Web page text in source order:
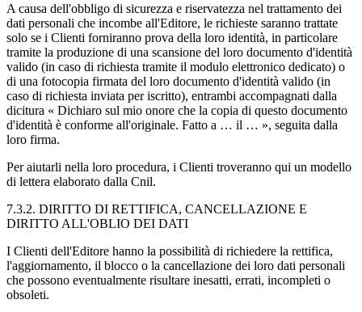
A causa dell'obbligo di sicurezza e riservatezza nel trattamento dei
dati personali che incombe all'Editore, le richieste saranno trattate
solo se i Clienti forniranno prova della loro identità, in particolare
tramite la produzione di una scansione del loro documento d'identità
valido (in caso di richiesta tramite il modulo elettronico dedicato) o
di una fotocopia firmata del loro documento d'identità valido (in
caso di richiesta inviata per iscritto), entrambi accompagnati dalla
dicitura « Dichiaro sul mio onore che la copia di questo documento
d'identità è conforme all'originale. Fatto a … il … », seguita dalla
loro firma.
Per aiutarli nella loro procedura, i Clienti troveranno qui un modello
di lettera elaborato dalla Cnil.
7.3.2. DIRITTO DI RETTIFICA, CANCELLAZIONE E
DIRITTO ALL'OBLIO DEI DATI
I Clienti dell'Editore hanno la possibilità di richiedere la rettifica,
l'aggiornamento, il blocco o la cancellazione dei loro dati personali
che possono eventualmente risultare inesatti, errati, incompleti o
obsoleti.